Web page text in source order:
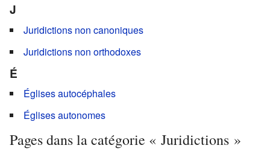
J
Juridictions non canoniques
Juridictions non orthodoxes
É
Églises autocéphales
Églises autonomes
Pages dans la catégorie « Juridictions »